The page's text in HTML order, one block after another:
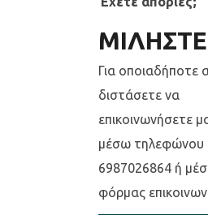
Για οποιαδήποτε
διστάσετε να
επικοινωνήσετε
μέσω τηλεφώνου
6987026864 ή
φόρμας